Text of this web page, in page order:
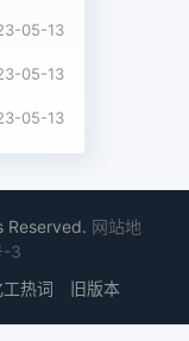
05-13
05-13
05-13
Reserved. 网站地
-3
工热词 旧版本